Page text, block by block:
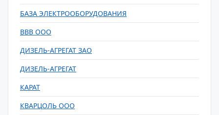
БАЗА ЭЛЕКТРООБОРУДОВАНИЯ
ВВВ ООО
ДИЗЕЛЬ-АГРЕГАТ ЗАО
ДИЗЕЛЬ-АГРЕГАТ
КАРАТ
КВАРЦОЛЬ ООО